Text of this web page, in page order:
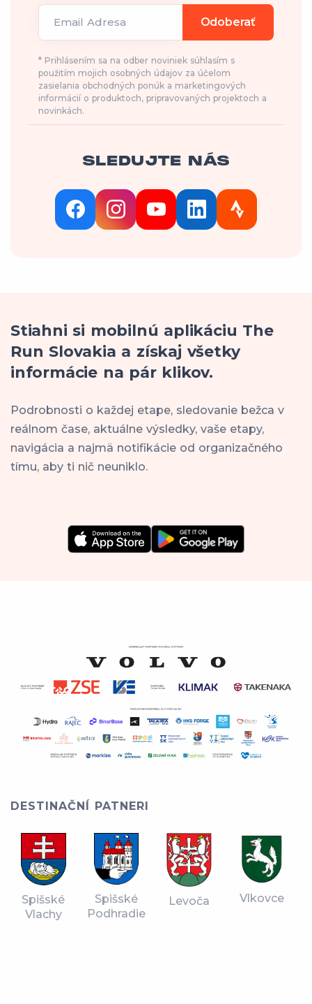
Email Adresa Odoberať
* Prihlásením sa na odber noviniek súhlasím s
použitím mojich osobných údajov za účelom
zasielania obchodných ponúk a marketingových
informácií o produktoch, pripravovaných projektoch a
novinkách.
SLEDUJTE NÁS
Stiahni si mobilnú aplikáciu The
Run Slovakia a získaj všetky
informácie na pár klikov.
Podrobnosti o každej etape, sledovanie bežca v
reálnom čase, aktuálne výsledky, vaše etapy,
navigácia a najmä notifikácie od organizačného
tímu, aby ti nič neuniklo.
DESTINAČNÍ PATNERI
Spišské
Vlachy
Spišské
Podhradie
Levoča Vlkovce